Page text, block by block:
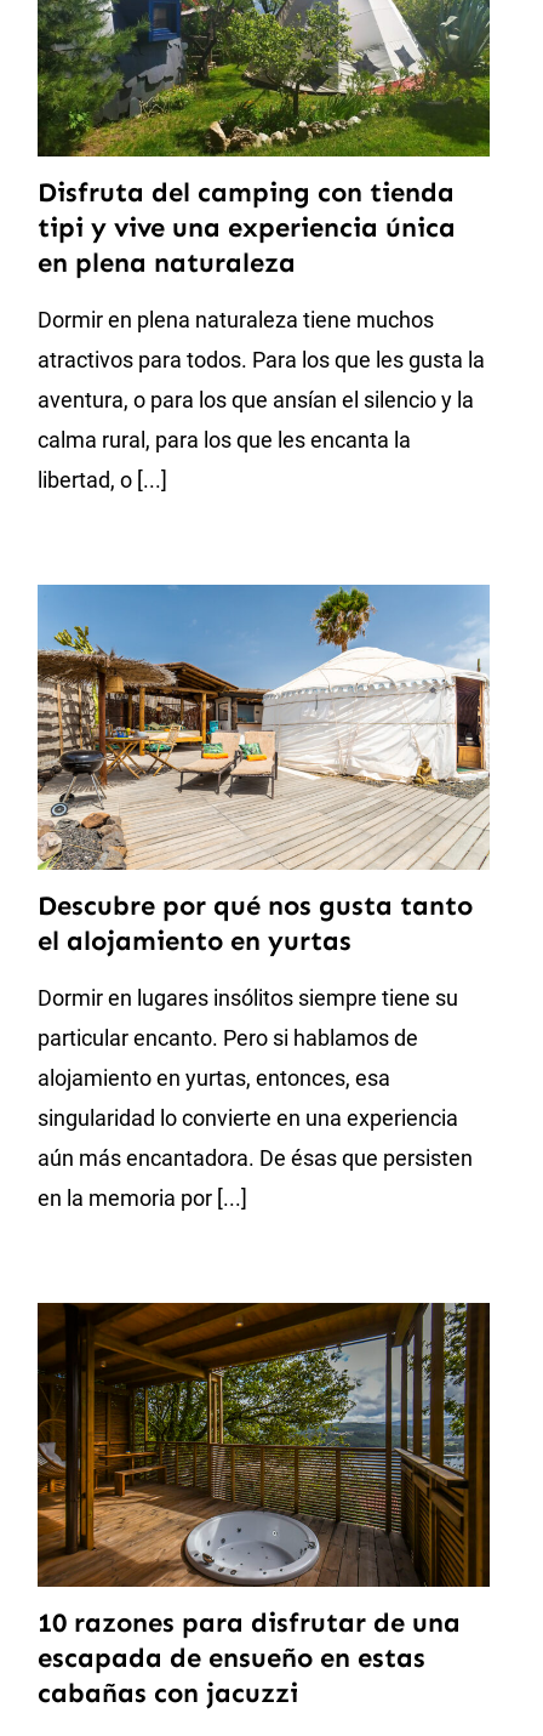
Disfruta del camping con tienda
tipi y vive una experiencia única
en plena naturaleza
Dormir en plena naturaleza tiene muchos
atractivos para todos. Para los que les gusta la
aventura, o para los que ansían el silencio y la
calma rural, para los que les encanta la
libertad, o [...]
Descubre por qué nos gusta tanto
el alojamiento en yurtas
Dormir en lugares insólitos siempre tiene su
particular encanto. Pero si hablamos de
alojamiento en yurtas, entonces, esa
singularidad lo convierte en una experiencia
aún más encantadora. De ésas que persisten
en la memoria por [...]
10 razones para disfrutar de una
escapada de ensueño en estas
cabañas con jacuzzi